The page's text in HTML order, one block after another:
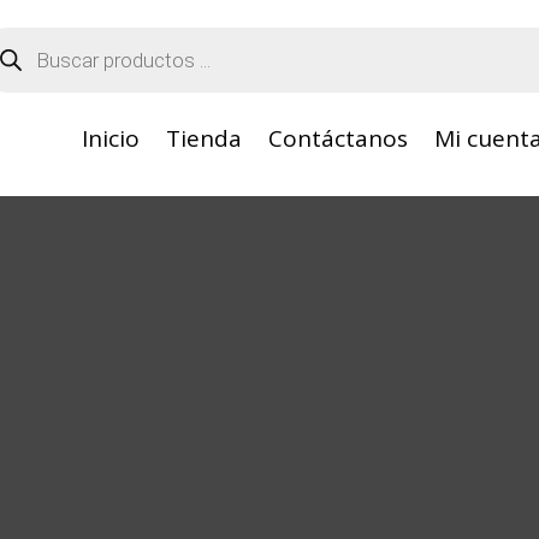
Inicio Tienda Contáctanos Mi